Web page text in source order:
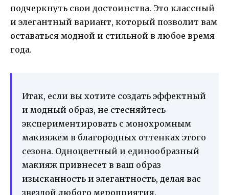
подчеркнуть свои достоинства. Это классный
и элегантный вариант, который позволит вам
оставаться модной и стильной в любое время
года.
Итак, если вы хотите создать эффектный
и модный образ, не стесняйтесь
экспериментировать с монохромным
макияжем в благородных оттенках этого
сезона. Одноцветный и единообразный
макияж привнесет в ваш образ
изысканность и элегантность, делая вас
звездой любого мероприятия.